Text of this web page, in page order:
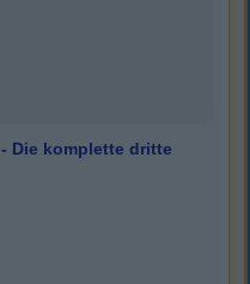
Die komplette dritte